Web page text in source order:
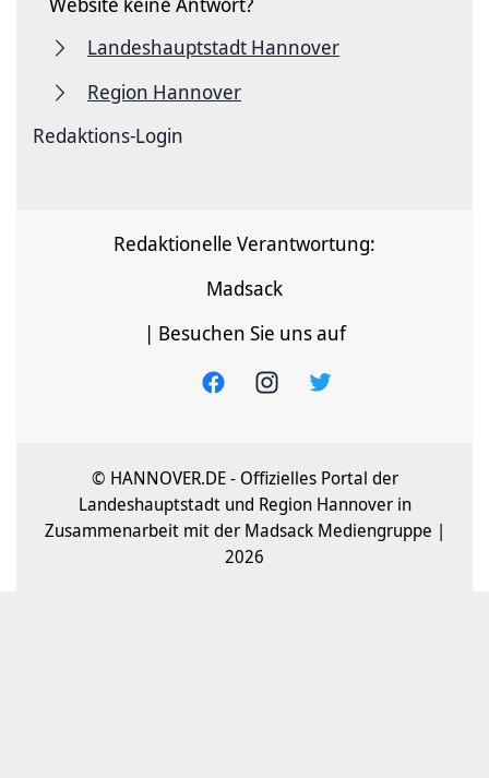
Landeshauptstadt Hannover
Region Hannover
Redaktions-Login
Redaktionelle Verantwortung:
Madsack
| Besuchen Sie uns auf
© HANNOVER.DE - Offizielles Portal der
Landeshauptstadt und Region Hannover in
Zusammenarbeit mit der Madsack Mediengruppe |
2026